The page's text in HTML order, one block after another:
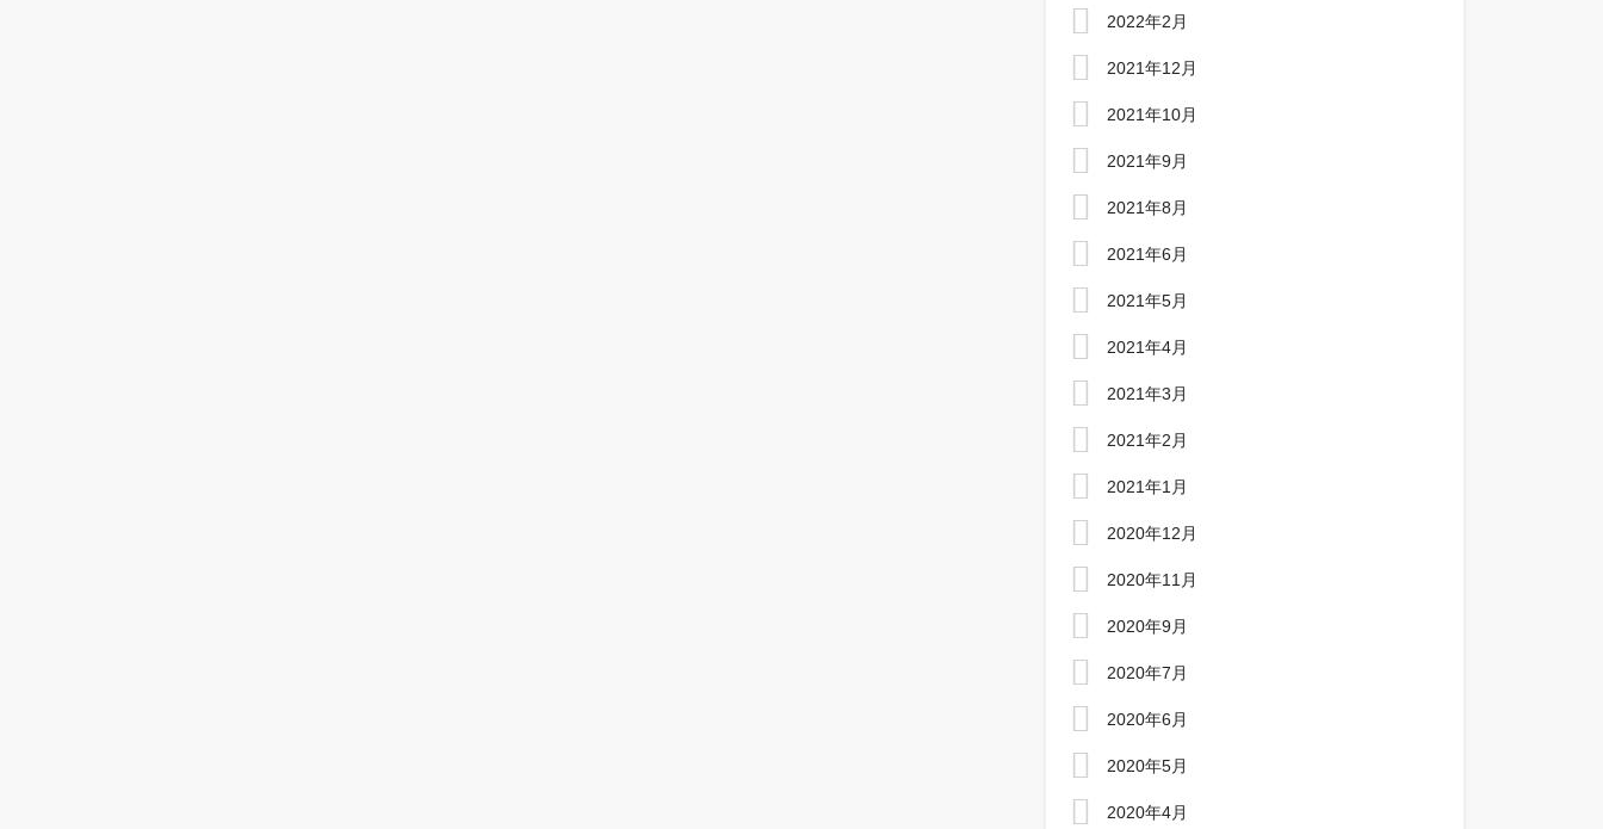
2022年2月
2021年12月
2021年10月
2021年9月
2021年8月
2021年6月
2021年5月
2021年4月
2021年3月
2021年2月
2021年1月
2020年12月
2020年11月
2020年9月
2020年7月
2020年6月
2020年5月
2020年4月